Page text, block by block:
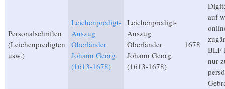
Personalschriften
(Leichenpredigten
usw.)
Leichenpredigt-
Auszug
Oberländer
Johann Georg
(1613-1678)
Leichenpredigt-
Auszug
Oberländer
Johann Georg
(1613-1678)
1678
auf
nur